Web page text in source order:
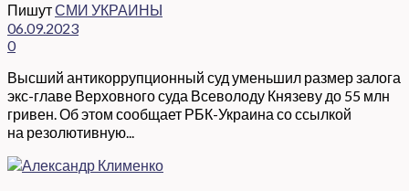
ПишутСМИ УКРАИНЫ
06.09.2023
0
Высший антикоррупционный суд уменьшил размер залога
экс-главе Верховного суда Всеволоду Князеву до 55 млн
гривен. Об этом сообщает РБК-Украина со ссылкой
на резолютивную...